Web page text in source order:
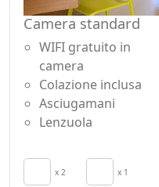
Camera standard
WIFI gratuito in
camera
Colazione inclusa
Asciugamani
Lenzuola
x 2 x 1